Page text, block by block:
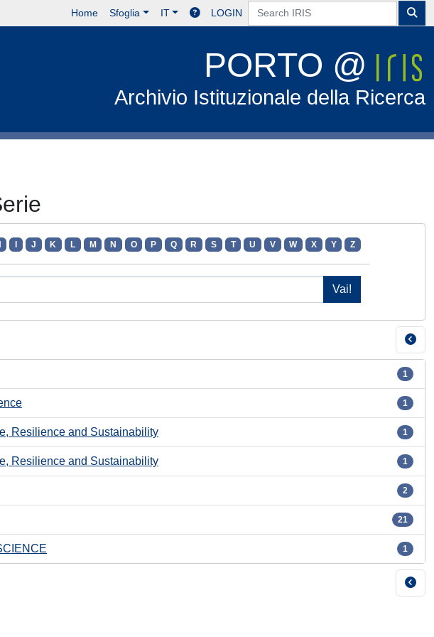
Home Sfoglia IT LOGIN
PORTO @
Archivio Istituzionale della Ricerca
J K L M N O P Q R S T U V W X Y Z
1
1
Resilience and Sustainability 1
Resilience and Sustainability 1
2
21
1